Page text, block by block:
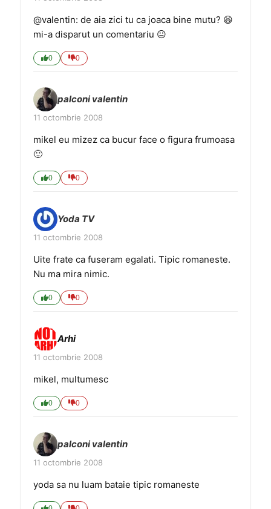
@valentin: de aia zici tu ca joaca bine mutu? 😆
mi-a disparut un comentariu 😐
0 0
palconi valentin
11 octombrie 2008
mikel eu mizez ca bucur face o figura frumoasa
🙂
0 0
Yoda TV
11 octombrie 2008
Uite frate ca fuseram egalati. Tipic romaneste.
Nu ma mira nimic.
0 0
Arhi
11 octombrie 2008
mikel, multumesc
0 0
palconi valentin
11 octombrie 2008
yoda sa nu luam bataie tipic romaneste